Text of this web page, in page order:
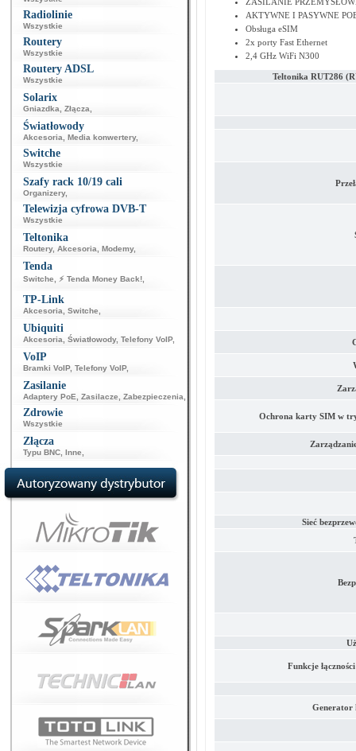
Radiolinie
Wszystkie
Routery
Wszystkie
Routery ADSL
Wszystkie
Solarix
Gniazdka Złącza
Światłowody
Akcesoria Media konwertery,
Switche
Wszystkie
Szafy rack 10/19 cali
Organizery,
Telewizja cyfrowa DVB-T
Wszystkie
Teltonika
Routery, Akcesoria Modemy,
Tenda
Switche ⚡ Tenda Money Back!
TP-Link
Akcesoria Switche
Ubiquiti
Akcesoria Światłowody, Telefony VoIP,
VoIP
Bramki VoIP, Telefony VoIP,
Zasilanie
Adaptery PoE Zasilacze Zabezpieczenia
Zdrowie
Wszystkie
Złącza
Typu BNC Inne
AKTYWNE I PASYWNE
Obsługa eSIM
2x porty Fast Ethernet
2,4 GHz WiFi N300
Teltonika RUT286
Ochrona karty SIM w
Sieć
Funkcje
Generator